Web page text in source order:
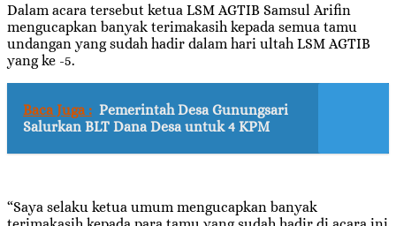
Dalam acara tersebut ketua LSM AGTIB Samsul Arifin
mengucapkan banyak terimakasih kepada semua tamu
undangan yang sudah hadir dalam hari ultah LSM AGTIB
yang ke -5.
Baca Juga : Pemerintah Desa Gunungsari
Salurkan BLT Dana Desa untuk 4 KPM
“Saya selaku ketua umum mengucapkan banyak